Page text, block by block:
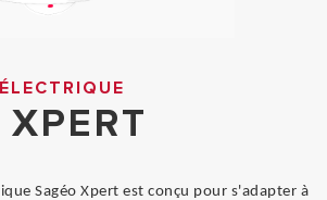
Sagéo Xpert est conçu pour s'adapter à